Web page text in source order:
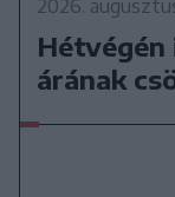
2026.
árának